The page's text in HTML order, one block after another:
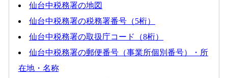
仙台中税務署の地図
仙台中税務署の税務署番号（5桁）
仙台中税務署の取扱庁コード（8桁）
仙台中税務署の郵便番号（事業所個別番号）・所
在地・名称